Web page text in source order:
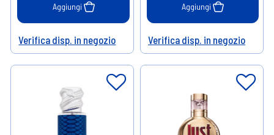
Aggiungi
Help
Verifica disp. in negozio
Aggiungi
Help
Verifica disp. in negozio